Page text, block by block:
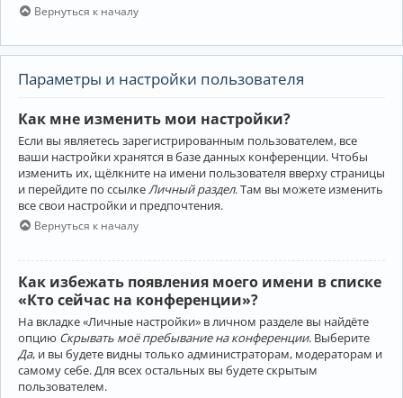
Вернуться к началу
Параметры и настройки пользователя
Как мне изменить мои настройки?
Если вы являетесь зарегистрированным пользователем, все
ваши настройки хранятся в базе данных конференции. Чтобы
изменить их, щёлкните на имени пользователя вверху страницы
и перейдите по ссылке Личный раздел. Там вы можете изменить
все свои настройки и предпочтения.
Вернуться к началу
Как избежать появления моего имени в списке
«Кто сейчас на конференции»?
На вкладке «Личные настройки» в личном разделе вы найдёте
опцию Скрывать моё пребывание на конференции. Выберите
Да, и вы будете видны только администраторам, модераторам и
самому себе. Для всех остальных вы будете скрытым
пользователем.